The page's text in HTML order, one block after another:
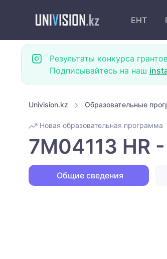
ЕНТ
Результаты конкурса
Подписывайтесь на наш
Univision.kz Образовательные
Новая образовательная программа
7M04113 HR
Общие сведения